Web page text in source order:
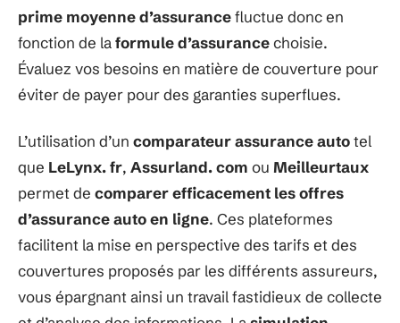
prime moyenne d’assurancefluctue donc en
fonction de laformule d’assurancechoisie.
Évaluez vos besoins en matière de couverture pour
éviter de payer pour des garanties superflues.
L’utilisation d’un comparateur assurance autotel
que LeLynx. fr, Assurland. com ou Meilleurtaux
permet de comparer efficacement les offres
d’assurance auto en ligne. Ces plateformes
facilitent la mise en perspective des tarifs et des
couvertures proposés par les différents assureurs,
vous épargnant ainsi un travail fastidieux de collecte